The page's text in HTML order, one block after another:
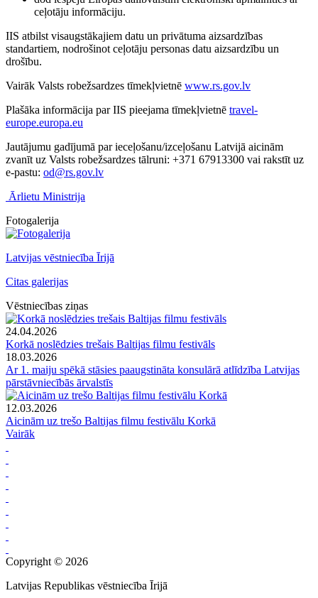
ceļotāju informāciju.
IIS atbilst visaugstākajiem datu un privātuma aizsardzības
standartiem, nodrošinot ceļotāju personas datu aizsardzību un
drošību.
Vairāk Valsts robežsardzes tīmekļvietnē www.rs.gov.lv
Plašāka informācija par IIS pieejama tīmekļvietnē travel-
europe.europa.eu
Jautājumu gadījumā par ieceļošanu/izceļošanu Latvijā aicinām
zvanīt uz Valsts robežsardzes tālruni: +371 67913300 vai rakstīt uz
e-pastu: od@rs.gov.lv
Ārlietu Ministrija
Fotogalerija
Latvijas vēstniecība Īrijā
Citas galerijas
Vēstniecības ziņas
24.04.2026
Korkā noslēdzies trešais Baltijas filmu festivāls
18.03.2026
Ar 1. maiju spēkā stāsies paaugstināta konsulārā atlīdzība Latvijas
pārstāvniecībās ārvalstīs
12.03.2026
Aicinām uz trešo Baltijas filmu festivālu Korkā
Vairāk
Copyright © 2026
Latvijas Republikas vēstniecība Īrijā